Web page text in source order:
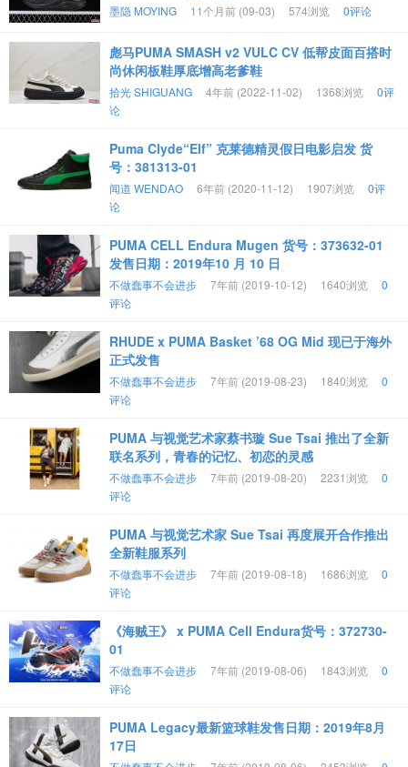
墨隐 MOYING 11个月前 (09-03) 574浏览 0评论
彪马PUMA SMASH v2 VULC CV 低帮皮面百搭时
尚休闲板鞋厚底增高老爹鞋
拾光 SHIGUANG 4年前 (2022-11-02) 1368浏览
0评
论
Puma Clyde“Elf” 克莱德精灵假日电影启发 货
号：381313-01
闻道 WENDAO 6年前 (2020-11-12) 1907浏览
0评
论
PUMA CELL Endura Mugen 货号：373632-01
发售日期：2019年10 月 10 日
不做蠢事不会进步 7年前 (2019-10-12) 1640浏览
0
评论
RHUDE x PUMA Basket ’68 OG Mid 现已于海外
正式发售
不做蠢事不会进步 7年前 (2019-08-23) 1840浏览
0
评论
PUMA 与视觉艺术家蔡书璇 Sue Tsai 推出了全新
联名系列，青春的记忆、初恋的灵感
不做蠢事不会进步 7年前 (2019-08-20) 2231浏览
0
评论
PUMA 与视觉艺术家 Sue Tsai 再度展开合作推出
全新鞋服系列
不做蠢事不会进步 7年前 (2019-08-18) 1686浏览
0
评论
《海贼王》 x PUMA Cell Endura货号：372730-
01
不做蠢事不会进步 7年前 (2019-08-06) 1843浏览
0
评论
PUMA Legacy最新篮球鞋发售日期：2019年8月
17日